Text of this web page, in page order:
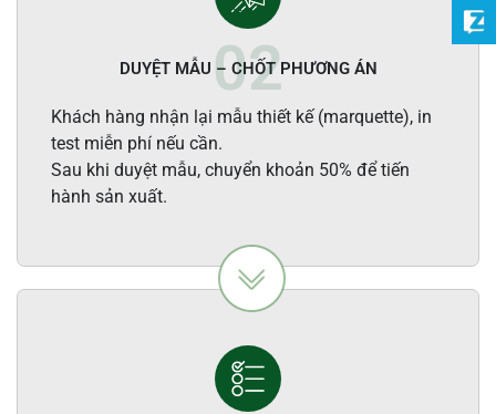
DUYỆT MẪU – CHỐT PHƯƠNG ÁN
Khách hàng nhận lại mẫu thiết kế (marquette), in
test miễn phí nếu cần.
Sau khi duyệt mẫu, chuyển khoản 50% để tiến
hành sản xuất.